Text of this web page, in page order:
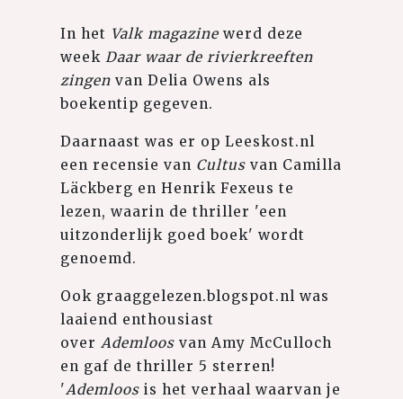
In het Valk magazinewerd deze
week Daar waar de rivierkreeften
zingenvan Delia Owens als
boekentip gegeven.
Daarnaast was er op Leeskost.nl
een recensie van Cultusvan Camilla
Läckberg en Henrik Fexeus te
lezen, waarin de thriller 'een
uitzonderlijk goed boek' wordt
genoemd.
Ook graaggelezen.blogspot.nl was
laaiend enthousiast
over Ademloosvan Amy McCulloch
en gaf de thriller 5 sterren!
'Ademloos is het verhaal waarvan je